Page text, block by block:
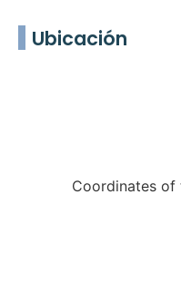
Ubicación
Coordinates